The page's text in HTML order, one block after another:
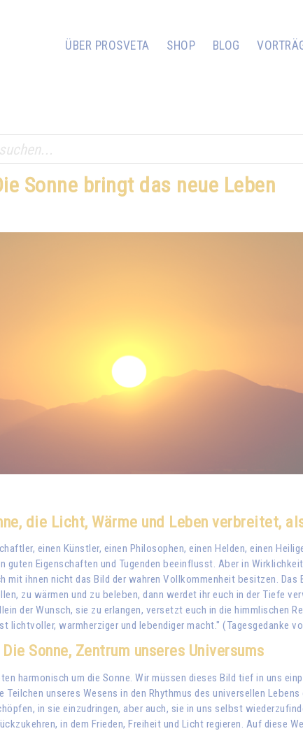
ÜBER PROSVETA SHOP BLOG
Sonne bringt das neue Leben
die Licht, Wärme und Leben verbreitet,
einen Künstler, einen Philosophen, einen Helden, einen
guten Eigenschaften und Tugenden beeinflusst. Aber in
ihnen nicht das Bild der wahren Vollkommenheit besitzen.
zu wärmen und zu beleben, dann werdet ihr euch in der Tiefe
der Wunsch, sie zu erlangen, versetzt euch in die himmlischen
lichtvoller, warmherziger und lebendiger macht." (Tagesgedanke
Die Sonne, Zentrum unseres Universums
harmonisch um die Sonne. Wir müssen dieses Bild tief in uns
unseres Wesens in den Rhythmus des universellen
in sie einzudringen, aber auch, sie in uns selbst
in dem Frieden, Freiheit und Licht regieren. Auf diese